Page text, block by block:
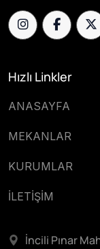
Hızlı Linkler
ANASAYFA
MEKANLAR
KURUMLAR
İLETİŞİM
İncili Pınar